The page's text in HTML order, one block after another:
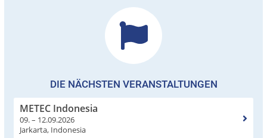
DIE NÄCHSTEN VERANSTALTUNGEN
METEC Indonesia
09. – 12.09.2026
Jarkarta, Indonesia